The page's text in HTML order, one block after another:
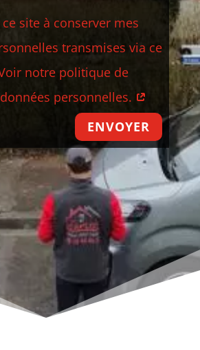
ce site à conserver mes
transmises via ce
notre politique de
personnelles.
ENVOYER